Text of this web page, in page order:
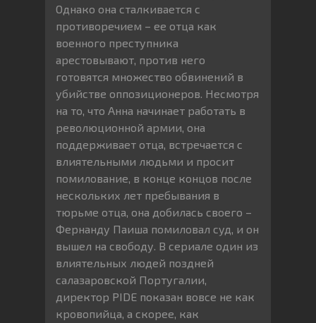
Однако она сталкивается с
противоречием – ее отца как
военного преступника
арестовывают, против него
готовятся множество обвинений в
убийстве оппозиционеров. Несмотря
на то, что Анна начинает работать в
революционной армии, она
поддерживает отца, встречается с
влиятельными людьми и просит
помилование, в конце концов после
нескольких лет пребывания в
тюрьме отца, она добилась своего –
Фернанду Паиша помиловал суд, и он
вышел на свободу. В сериале один из
влиятельных людей поздней
салазаровской Португалии,
директор PIDE показан вовсе не как
кровопийца, а скорее, как